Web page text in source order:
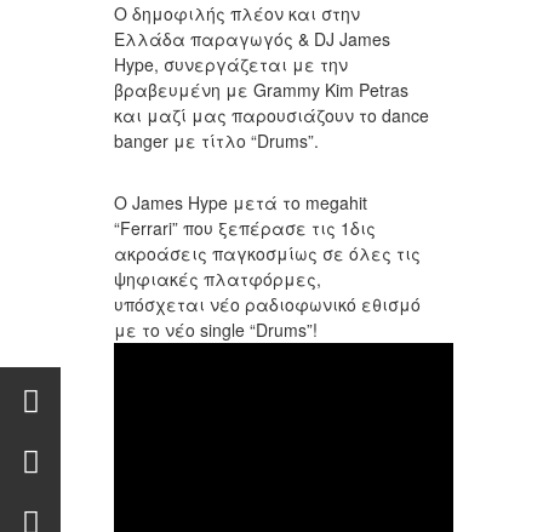
Ο δημοφιλής πλέον και στην
Ελλάδα παραγωγός & DJ James
Hype, συνεργάζεται με την
βραβευμένη με Grammy Kim Petras
και μαζί μας παρουσιάζουν το dance
banger με τίτλο “Drums”.
O James Hype μετά το megahit
“Ferrari” που ξεπέρασε τις 1δις
ακροάσεις παγκοσμίως σε όλες τις
ψηφιακές πλατφόρμες,
υπόσχεται νέο ραδιοφωνικό εθισμό
με το νέο single “Drums”!